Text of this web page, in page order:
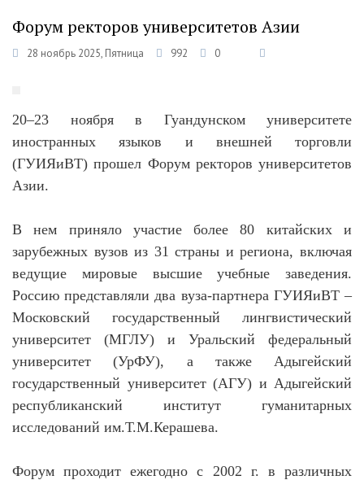
Форум ректоров университетов Азии
28 ноябрь 2025, Пятница 992 0
20–23 ноября в Гуандунском университете
иностранных языков и внешней торговли
(ГУИЯиВТ) прошел Форум ректоров университетов
Азии.
В нем приняло участие более 80 китайских и
зарубежных вузов из 31 страны и региона, включая
ведущие мировые высшие учебные заведения.
Россию представляли два вуза-партнера ГУИЯиВТ –
Московский государственный лингвистический
университет (МГЛУ) и Уральский федеральный
университет (УрФУ), а также Адыгейский
государственный университет (АГУ) и Адыгейский
республиканский институт гуманитарных
исследований им.Т.М.Керашева.
Форум проходит ежегодно с 2002 г. в различных